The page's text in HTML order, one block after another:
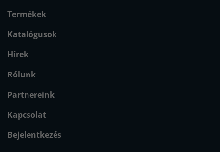
Termékek
Katalógusok
Hírek
Rólunk
Partnereink
Kapcsolat
Bejelentkezés